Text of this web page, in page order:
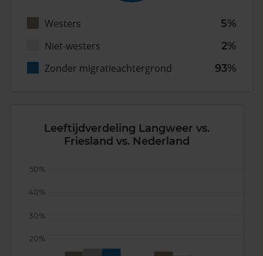
Westers
5%
Niet-westers
2%
Zonder migratieachtergrond
93%
Leeftijdverdeling Langweer vs.
Friesland vs. Nederland
20%
30%
40%
50%